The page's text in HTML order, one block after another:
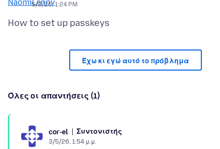
5/3/26, 1:24 PM
Έχω κι εγώ αυτό το πρόβλημα
Όλες οι απαντήσεις (1)
cor-el Συντονιστής
3/5/26, 1:54 μ.μ.